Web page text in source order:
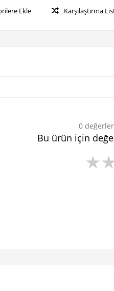
Ekle Karşılaştırma
0
Bu ürün için
★